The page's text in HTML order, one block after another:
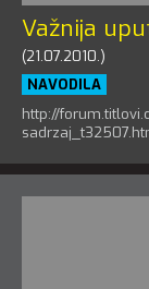
Važnija
(21.07.2010.)
NAVODILA
http://